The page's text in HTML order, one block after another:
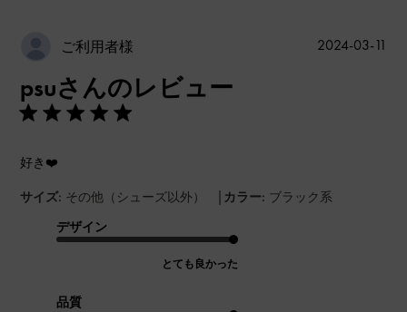
ご利用者様
psuさんのレビュー
好き❤️
サイズ: その他（シューズ以外） | カラー: ブラック系
デザイン
とても良かった
品質
2024-03-11